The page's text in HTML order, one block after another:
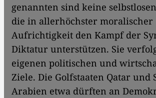
genannten sind keine
die in allerhöchster moralischer
Aufrichtigkeit den Kampf der
Diktatur unterstützen. Sie
eigenen politischen und
Ziele. Die Golfstaaten Qatar und
Arabien etwa dürften an